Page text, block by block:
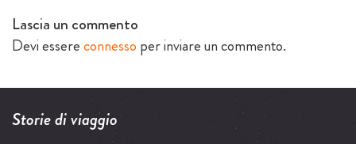
Lascia un commento
Devi essereconnesso per inviare un commento.
Storie di viaggio